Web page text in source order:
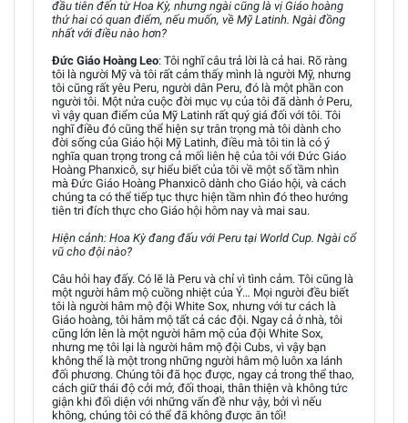
đầu tiên đến từ Hoa Kỳ, nhưng ngài cũng là vị Giáo hoàng
thứ hai có quan điểm, nếu muốn, về Mỹ Latinh. Ngài đồng
nhất với điều nào hơn?
Đức Giáo Hoàng Leo: Tôi nghĩ câu trả lời là cả hai. Rõ ràng
tôi là người Mỹ và tôi rất cảm thấy mình là người Mỹ, nhưng
tôi cũng rất yêu Peru, người dân Peru, đó là một phần con
người tôi. Một nửa cuộc đời mục vụ của tôi đã dành ở Peru,
vì vậy quan điểm của Mỹ Latinh rất quý giá đối với tôi. Tôi
nghĩ điều đó cũng thể hiện sự trân trọng mà tôi dành cho
đời sống của Giáo hội Mỹ Latinh, điều mà tôi tin là có ý
nghĩa quan trọng trong cả mối liên hệ của tôi với Đức Giáo
Hoàng Phanxicô, sự hiểu biết của tôi về một số tầm nhìn
mà Đức Giáo Hoàng Phanxicô dành cho Giáo hội, và cách
chúng ta có thể tiếp tục thực hiện tầm nhìn đó theo hướng
tiên tri đích thực cho Giáo hội hôm nay và mai sau.
Hiện cảnh: Hoa Kỳ đang đấu với Peru tại World Cup. Ngài cổ
vũ cho đội nào?
Câu hỏi hay đấy. Có lẽ là Peru và chỉ vì tình cảm. Tôi cũng là
một người hâm mộ cuồng nhiệt của Ý… Mọi người đều biết
tôi là người hâm mộ đội White Sox, nhưng với tư cách là
Giáo hoàng, tôi hâm mộ tất cả các đội. Ngay cả ở nhà, tôi
cũng lớn lên là một người hâm mộ của đội White Sox,
nhưng mẹ tôi lại là người hâm mộ đội Cubs, vì vậy bạn
không thể là một trong những người hâm mộ luôn xa lánh
đối phương. Chúng tôi đã học được, ngay cả trong thể thao,
cách giữ thái độ cởi mở, đối thoại, thân thiện và không tức
giận khi đối diện với những vấn đề như vậy, bởi vì nếu
không, chúng tôi có thể đã không được ăn tối!